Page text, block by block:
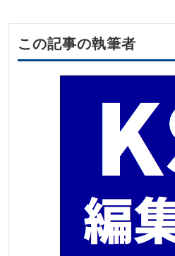
この記事の執筆者